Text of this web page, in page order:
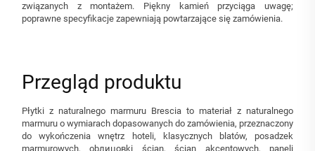
związanych z montażem. Piękny kamień przyciąga uwagę;
poprawne specyfikacje zapewniają powtarzające się zamówienia.
Przegląd produktu
Płytki z naturalnego marmuru Brescia to materiał z naturalnego
marmuru o wymiarach dopasowanych do zamówienia, przeznaczony
do wykończenia wnętrz hoteli, klasycznych blatów, posadzek
marmurowych, obлицовki ścian, ścian akcentowych, paneli